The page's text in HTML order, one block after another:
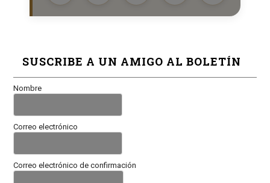
SUSCRIBE A UN AMIGO AL BOLETÍN
Nombre
Correo electrónico
Correo electrónico de confirmación